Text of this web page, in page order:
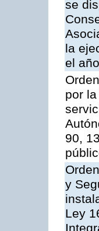
se
la
el
por
90,
y
Ley